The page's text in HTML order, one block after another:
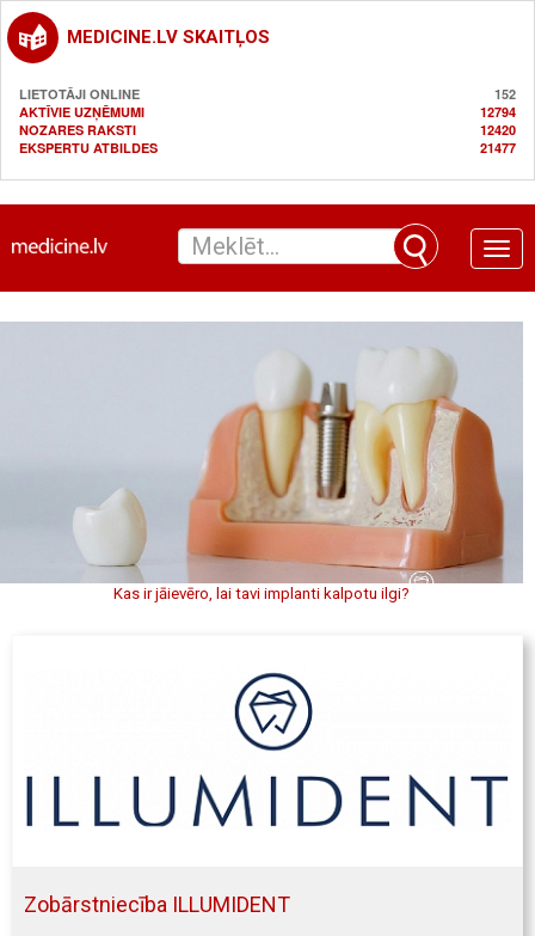
MEDICINE.LV SKAITĻOS
LIETOTĀJI ONLINE
152
AKTĪVIE UZŅĒMUMI
12794
NOZARES RAKSTI
12420
EKSPERTU ATBILDES
21477
Toggle
Kas ir jāievēro, lai tavi implanti kalpotu ilgi?
Zobārstniecība ILLUMIDENT